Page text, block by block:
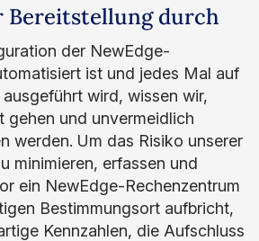
Bereitstellung durch
der NewEdge-
ist und jedes Mal auf
wird, wissen wir,
gehen und unvermeidlich
werden. Um das Risiko unserer
minimieren, erfassen und
ein NewEdge-Rechenzentrum
Bestimmungsort aufbricht,
Kennzahlen, die Aufschluss